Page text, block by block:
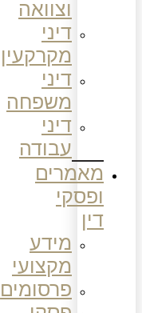
וצוואה
דיני
מקרקעין
דיני
משפחה
דיני
עבודה
מאמרים
ופסקי
דין
מידע
מקצועי
פרסומים